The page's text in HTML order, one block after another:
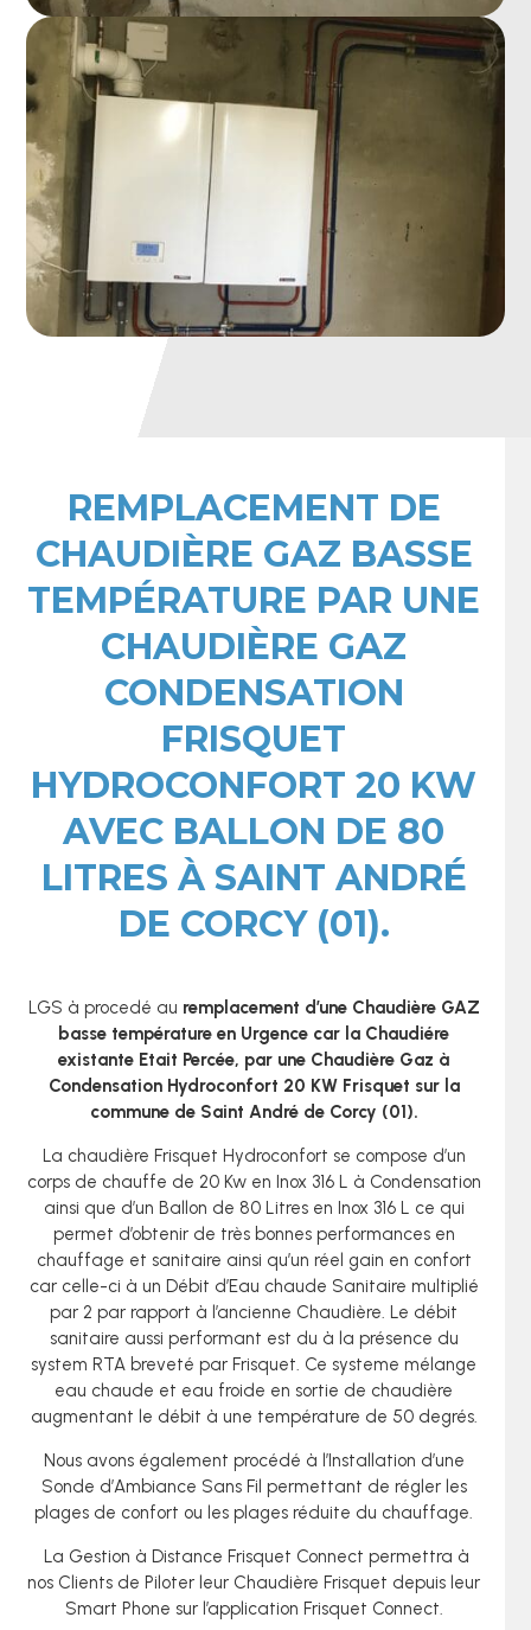
REMPLACEMENT DE
CHAUDIÈRE GAZ BASSE
TEMPÉRATURE PAR UNE
CHAUDIÈRE GAZ
CONDENSATION
FRISQUET
HYDROCONFORT 20 KW
AVEC BALLON DE 80
LITRES À SAINT ANDRÉ
DE CORCY (01).
LGS à procedé au remplacement d’une Chaudière GAZ
basse température en Urgence car la Chaudiére
existante Etait Percée, par une Chaudière Gaz à
Condensation Hydroconfort 20 KW Frisquet sur la
commune de Saint André de Corcy (01).
La chaudière Frisquet Hydroconfort se compose d’un
corps de chauffe de 20 Kw en Inox 316 L à Condensation
ainsi que d’un Ballon de 80 Litres en Inox 316 L ce qui
permet d’obtenir de très bonnes performances en
chauffage et sanitaire ainsi qu’un réel gain en confort
car celle-ci à un Débit d’Eau chaude Sanitaire multiplié
par 2 par rapport à l’ancienne Chaudière. Le débit
sanitaire aussi performant est du à la présence du
system RTA breveté par Frisquet. Ce systeme mélange
eau chaude et eau froide en sortie de chaudière
augmentant le débit à une température de 50 degrés.
Nous avons également procédé à l’Installation d’une
Sonde d’Ambiance Sans Fil permettant de régler les
plages de confort ou les plages réduite du chauffage.
La Gestion à Distance Frisquet Connect permettra à
nos Clients de Piloter leur Chaudière Frisquet depuis leur
Smart Phone sur l’application Frisquet Connect.